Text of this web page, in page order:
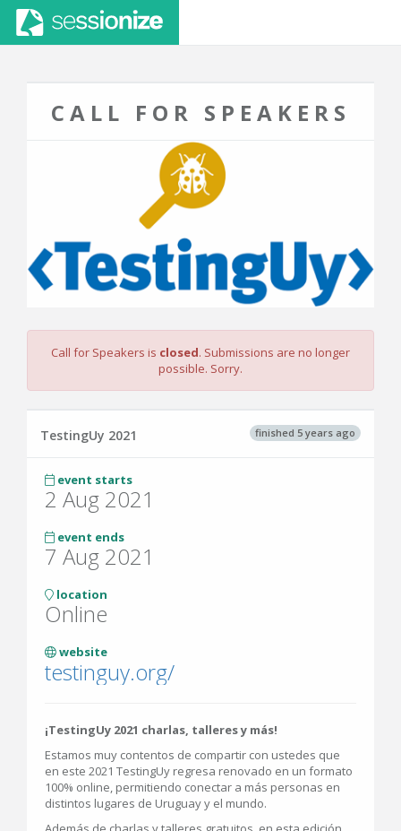
CALL FOR SPEAKERS
Call for Speakers is closed. Submissions are no longer
possible. Sorry.
finished 5 years ago
TestingUy 2021
event starts
2 Aug 2021
event ends
7 Aug 2021
location
Online
website
testinguy.org/
¡TestingUy 2021 charlas, talleres y más!
Estamos muy contentos de compartir con ustedes que
en este 2021 TestingUy regresa renovado en un formato
100% online, permitiendo conectar a más personas en
distintos lugares de Uruguay y el mundo.